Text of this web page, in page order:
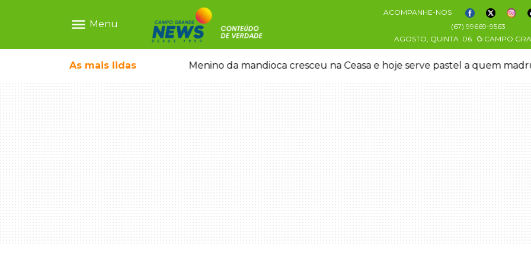
menu Menu
ACOMPANHE-NOS
(67) 99669-9563
AGOSTO, QUINTA 06 CAMPO
As mais lidas
show gratuito na Feira Central Menino da mandioca cresceu na Ceasa e hoje serve pastel a quem